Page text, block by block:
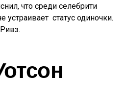
что среди селебрити
устраивает статус одиночки.